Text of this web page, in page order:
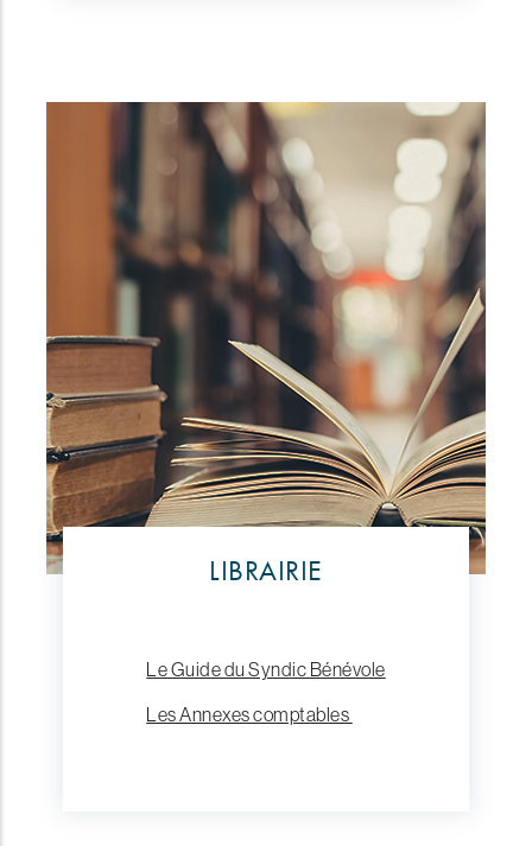
LIBRAIRIE
Le Guide du Syndic Bénévole
Les Annexes comptables